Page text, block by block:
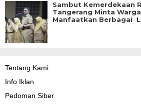
Sambut Kemerdekaan
Tangerang Minta
Manfaatkan Berbagai
Tentang Kami
Info Iklan
Pedoman Siber